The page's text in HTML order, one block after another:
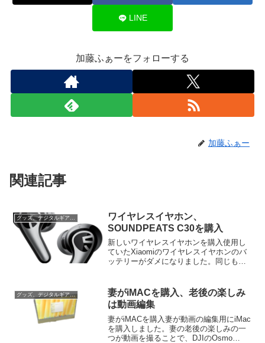
LINE
加藤ふぁーをフォローする
加藤ふぁー
関連記事
グッズ、デジタルギア、サービス
ワイヤレスイヤホン、
SOUNDPEATS C30を購入
新しいワイヤレスイヤホンを購入使用し
ていたXiaomiのワイヤレスイヤホンのバ
ッテリーがダメになりました。同じもの
SOUNDPEATS C30を購入購入したのは
SOUND...
グッズ、デジタルギア、サービス
妻がiMACを購入、老後の楽しみ
は動画編集
妻がiMACを購入妻が動画の編集用にiMac
を購入しました。妻の老後の楽しみの一
つが動画を撮ることで、DJIのOsmo